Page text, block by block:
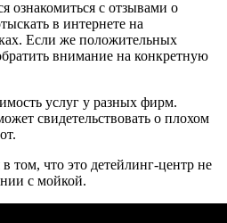
ознакомиться с отзывами о
в интернете на
Если же положительных
внимание на конкретную
услуг у разных фирм.
свидетельствовать о плохом
том, что это детейлинг-центр не
с мойкой.